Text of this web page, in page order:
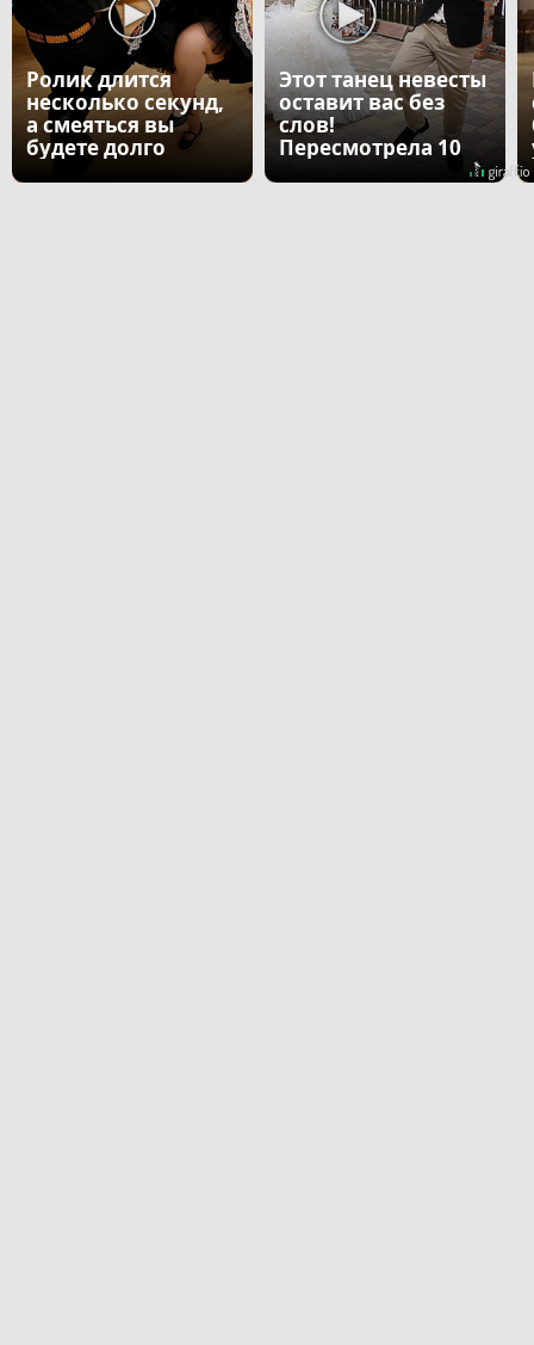
Ролик длится
несколько секунд,
а смеяться вы
будете долго
Этот танец невесты
оставит вас без
слов!
Пересмотрела 10